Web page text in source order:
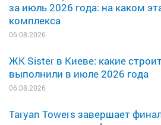
за июль 2026 года: на каком
комплекса
06.08.2026
ЖК Sister в Киеве: какие
выполнили в июле 2026 года
06.08.2026
Taryan Towers завершает